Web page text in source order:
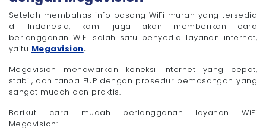
Setelah membahas info pasang WiFi murah yang tersedia
di Indonesia, kami juga akan memberikan cara
berlangganan WiFi salah satu penyedia layanan internet,
yaitu Megavision.
Megavision menawarkan koneksi internet yang cepat,
stabil, dan tanpa FUP dengan prosedur pemasangan yang
sangat mudah dan praktis.
Berikut cara mudah berlangganan layanan WiFi
Megavision: